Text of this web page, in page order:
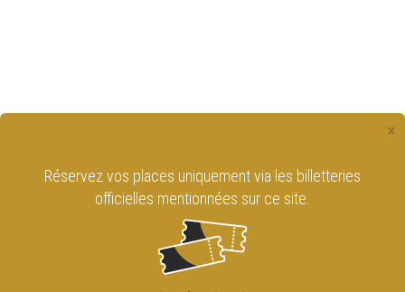
×
Réservez vos places uniquement via les billetteries
officielles mentionnées sur ce site.